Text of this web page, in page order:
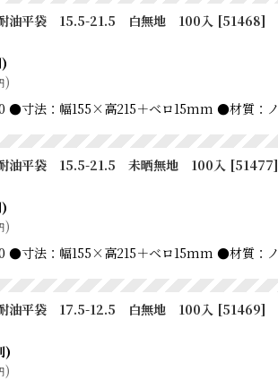
耐油平袋 15.5-21.5 白無地 100入 [51468]
)
●寸法：幅155×高215＋ベロ15mm ●材質：ノ
耐油平袋 15.5-21.5 未晒無地 100入 [51477]
)
●寸法：幅155×高215＋ベロ15mm ●材質：ノ
耐油平袋 17.5-12.5 白無地 100入 [51469]
)
)